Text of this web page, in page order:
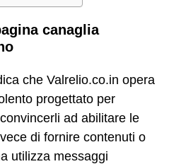
canaglia
che Valrelio.co.in opera
progettato per
ad abilitare le
di fornire contenuti o
utilizza messaggi